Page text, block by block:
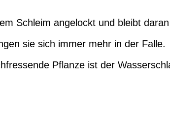
Schleim angelockt und bleibt
sie sich immer mehr in der Falle.
Pflanze ist der